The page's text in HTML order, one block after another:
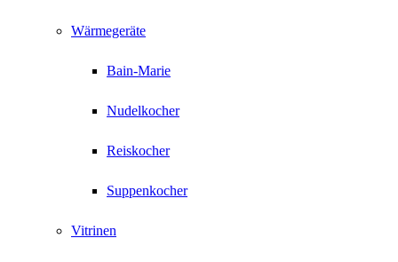
Wärmegeräte
Bain-Marie
Nudelkocher
Reiskocher
Suppenkocher
Vitrinen